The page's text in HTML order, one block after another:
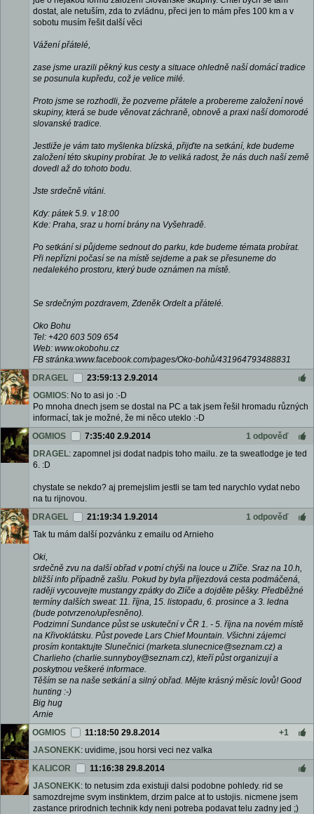
dostat, ale netuším, zda to zvládnu, přeci jen to mám přes 100 km a v
sobotu musím řešit další věci
Vážení přátelé,
zase jsme urazili pěkný kus cesty a situace ohledně naší domácí tradice
se posunula kupředu, což je velice milé.
Proto jsme se rozhodli, že pozveme přátele a probereme založení nové
skupiny, která se bude věnovat záchraně, obnově a praxi naší domorodé
slovanské tradice.
Jestliže je vám tato myšlenka blízská, přijďte na setkání, kde budeme
založení této skupiny probírat. Je to veliká radost, že nás duch naší země
dovedl až do tohoto bodu.
Jste srdečně vítáni.
Kdy: pátek 5.9. v 18:00
Kde: Praha, sraz u horní brány na Vyšehradě.
Po setkání si půjdeme sednout do parku, kde budeme témata probírat.
Při nepřízni počasí se na místě sejdeme a pak se přesuneme do
nedalekého prostoru, který bude oznámen na místě.
Se srdečným pozdravem, Zdeněk Ordelt a přátelé.
Oko Bohu
Tel: +420 603 509 654
Web: www.okobohu.cz
FB stránka:www.facebook.com/pages/Oko-bohů/431964793488831
DRAGEL
23:59:13 2.9.2014
OGMIOS: No to asi jo :-D
Po mnoha dnech jsem se dostal na PC a tak jsem řešil hromadu různých
informací, tak je možné, že mi něco uteklo :-D
OGMIOS
7:35:40 2.9.2014
1 odpověď
DRAGEL: zapomnel jsi dodat nadpis toho mailu. ze ta sweatlodge je ted
6. :D
chystate se nekdo? aj premejslim jestli se tam ted narychlo vydat nebo
na tu rijnovou.
DRAGEL
21:19:34 1.9.2014
1 odpověď
Tak tu mám další pozvánku z emailu od Arnieho
Oki,
srdečně zvu na další obřad v potní chýši na louce u Zlíče. Sraz na 10.h,
bližší info případně zašlu. Pokud by byla příjezdová cesta podmáčená,
raději vycouvejte mustangy zpátky do Zlíče a dojděte pěšky. Předběžné
termíny dalších sweat: 11. října, 15. listopadu, 6. prosince a 3. ledna
(bude potvrzeno/upřesněno).
Podzimní Sundance půst se uskuteční v ČR 1. - 5. října na novém místě
na Křivoklátsku. Půst povede Lars Chief Mountain. Všichni zájemci
prosím kontaktujte Slunečnici (marketa.slunecnice@seznam.cz) a
Charlieho (charlie.sunnyboy@seznam.cz), kteří půst organizují a
poskytnou veškeré informace.
Těším se na naše setkání a silný obřad. Mějte krásný měsíc lovů! Good
hunting :-)
Big hug
Arnie
OGMIOS
11:18:50 29.8.2014
+1
JASONEKK: uvidime, jsou horsi veci nez valka
KALICOR
11:16:38 29.8.2014
JASONEKK: to netusim zda existuji dalsi podobne pohledy. rid se
samozdrejme svym instinktem, drzim palce at to ustojis. nicmene jsem
zastance prirodnich technik kdy neni potreba podavat telu zadny jed ;)